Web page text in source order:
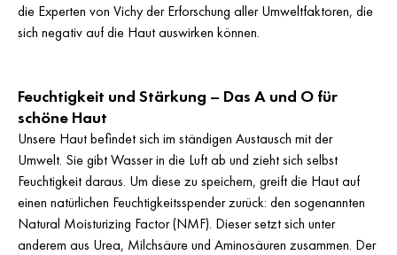
die Experten von Vichy der Erforschung aller Umweltfaktoren, die
sich negativ auf die Haut auswirken können.
Feuchtigkeit und Stärkung – Das A und O für
schöne Haut
Unsere Haut befindet sich im ständigen Austausch mit der
Umwelt. Sie gibt Wasser in die Luft ab und zieht sich selbst
Feuchtigkeit daraus. Um diese zu speichern, greift die Haut auf
einen natürlichen Feuchtigkeitsspender zurück: den sogenannten
Natural Moisturizing Factor (NMF). Dieser setzt sich unter
anderem aus Urea, Milchsäure und Aminosäuren zusammen. Der